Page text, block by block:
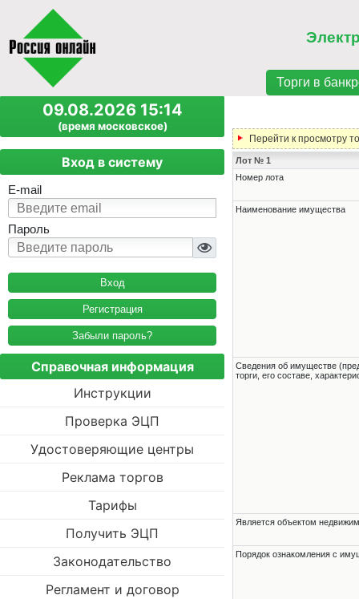
Торги в
09.08.2026 15:14
(время московское)
Вход в систему
E-mail
Пароль
Регистрация
Забыли пароль?
Справочная информация
Инструкции
Проверка ЭЦП
Удостоверяющие центры
Реклама торгов
Тарифы
Получить ЭЦП
Законодательство
Регламент и договор
Перейти к просмотру
Лот № 1
Номер лота
Наименование имущества
Cведения об имуществе
торги, его составе,
Является объектом
Порядок ознакомления с